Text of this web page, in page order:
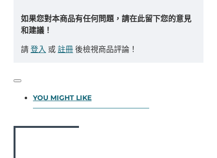
如果您對本商品有任何問題，請在此留下您的意見
和建議！
請登入 或註冊後檢視商品評論！
YOU MIGHT LIKE